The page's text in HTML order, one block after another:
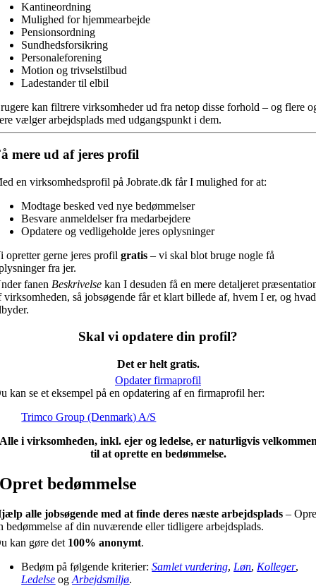
Kantineordning
Mulighed for hjemmearbejde
Pensionsordning
Sundhedsforsikring
Personaleforening
Motion og trivselstilbud
Ladestander til elbil
kan filtrere virksomheder ud fra netop disse forhold – og flere
vælger arbejdsplads med udgangspunkt i dem.
mere ud af jeres profil
en virksomhedsprofil på Jobrate.dk får I mulighed for at:
Modtage besked ved nye bedømmelser
Besvare anmeldelser fra medarbejdere
Opdatere og vedligeholde jeres oplysninger
opretter gerne jeres profilgratis – vi skal blot bruge nogle få
fra jer.
fanen Beskrivelse kan I desuden få en mere detaljeret
virksomheden, så jobsøgende får et klart billede af, hvem I er, og
Skal vi opdatere din profil?
Det er helt gratis.
Opdater firmaprofil
kan se et eksempel på en opdatering af en firmaprofil her:
Trimco Group (Denmark) A/S
i virksomheden, inkl. ejer og ledelse, er naturligvis
til at oprette en bedømmelse.
Opret bedømmelse
alle jobsøgende med at finde deres næste arbejdsplads –
bedømmelse af din nuværende eller tidligere arbejdsplads.
kan gøre det 100% anonymt.
Bedøm på følgende kriterier:Samlet vurdering, Løn, Kolleger,
Ledelse ogArbejdsmiljø.